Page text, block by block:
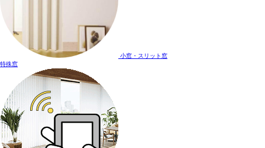
小窓・スリット窓
特殊窓